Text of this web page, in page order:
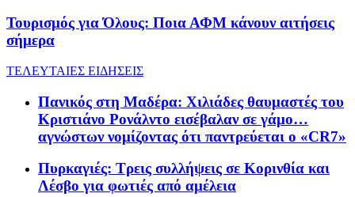
Τουρισμός για Όλους: Ποια ΑΦΜ κάνουν αιτήσεις
σήμερα
ΤΕΛΕΥΤΑΙΕΣ ΕΙΔΗΣΕΙΣ
Πανικός στη Μαδέρα: Χιλιάδες θαυμαστές του
Κριστιάνο Ρονάλντο εισέβαλαν σε γάμο…
αγνώστων νομίζοντας ότι παντρεύεται ο «CR7»
Πυρκαγιές: Τρεις συλλήψεις σε Κορινθία και
Λέσβο για φωτιές από αμέλεια